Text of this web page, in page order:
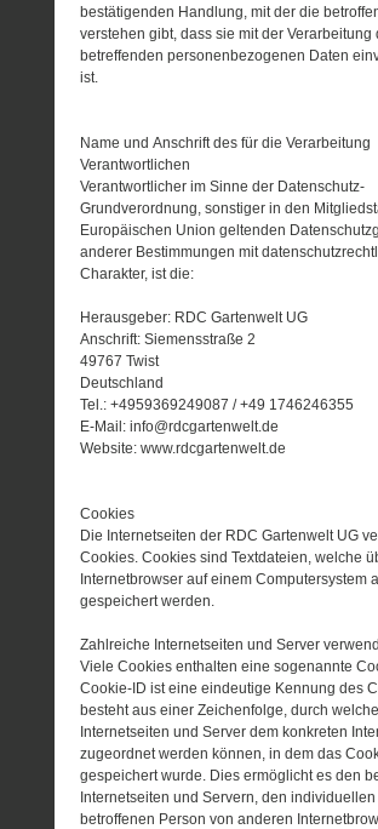
bestätigenden Handlung, mit der die
verstehen gibt, dass sie mit der Verarbeitung
betreffenden personenbezogenen Daten
ist.
Name und Anschrift des für die Verarbeitung
Verantwortlichen
Verantwortlicher im Sinne der Datenschutz-
Grundverordnung, sonstiger in den
Europäischen Union geltenden
anderer Bestimmungen mit
Charakter, ist die:
Herausgeber: RDC Gartenwelt UG
Anschrift: Siemensstraße 2
49767 Twist
Deutschland
Tel.: +4959369249087 / +49 1746246355
E-Mail: info@rdcgartenwelt.de
Website: www.rdcgartenwelt.de
Cookies
Die Internetseiten der RDC Gartenwelt UG
Cookies. Cookies sind Textdateien, welche
Internetbrowser auf einem Computersystem
gespeichert werden.
Zahlreiche Internetseiten und Server
Viele Cookies enthalten eine sogenannte
Cookie-ID ist eine eindeutige Kennung des
besteht aus einer Zeichenfolge, durch welche
Internetseiten und Server dem konkreten
zugeordnet werden können, in dem das
gespeichert wurde. Dies ermöglicht es den
Internetseiten und Servern, den
betroffenen Person von anderen